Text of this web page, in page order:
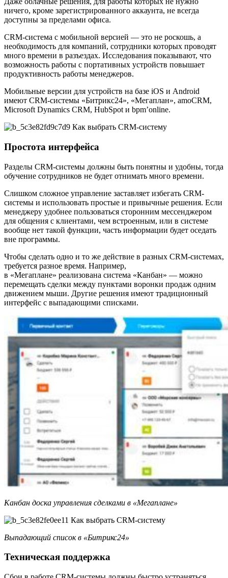
ничего, кроме зарегистрированного аккаунта, не всегда
доступны за пределами офиса.
CRM-система с мобильной версией — это не роскошь, а
необходимость для компаний, сотрудники которых проводят
много времени в разъездах. Исследования показывают, что
возможность работы с портативных устройств повышает
продуктивность работы менеджеров.
Мобильные версии для устройств на базе iOS и Android
имеют CRM-системы «Битрикс24», «Мегаплан», amoCRM,
Microsoft Dynamics CRM, HubSpot и bpm’online.
Простота интерфейса
Разделы CRM-системы должны быть понятны и удобны, тогда
обучение сотрудников не будет отнимать много времени.
Слишком сложное управление заставляет избегать CRM-
системы и использовать простые и привычные решения. Если
менеджеру удобнее пользоваться сторонним мессенджером
для общения с клиентами, чем встроенным, или в системе
вообще нет такой функции, часть информации будет оседать
вне программы.
Чтобы сделать одно и то же действие в разных CRM-системах,
требуется разное время. Например,
в «Мегаплане» реализована система «Канбан» — можно
перемещать сделки между пунктами воронки продаж одним
движением мыши. Другие решения имеют традиционный
интерфейс с выпадающими списками.
Канбан доска управления сделками в «Мегаплане»
Выпадающий список в «Битрикс24»
Техническая поддержка